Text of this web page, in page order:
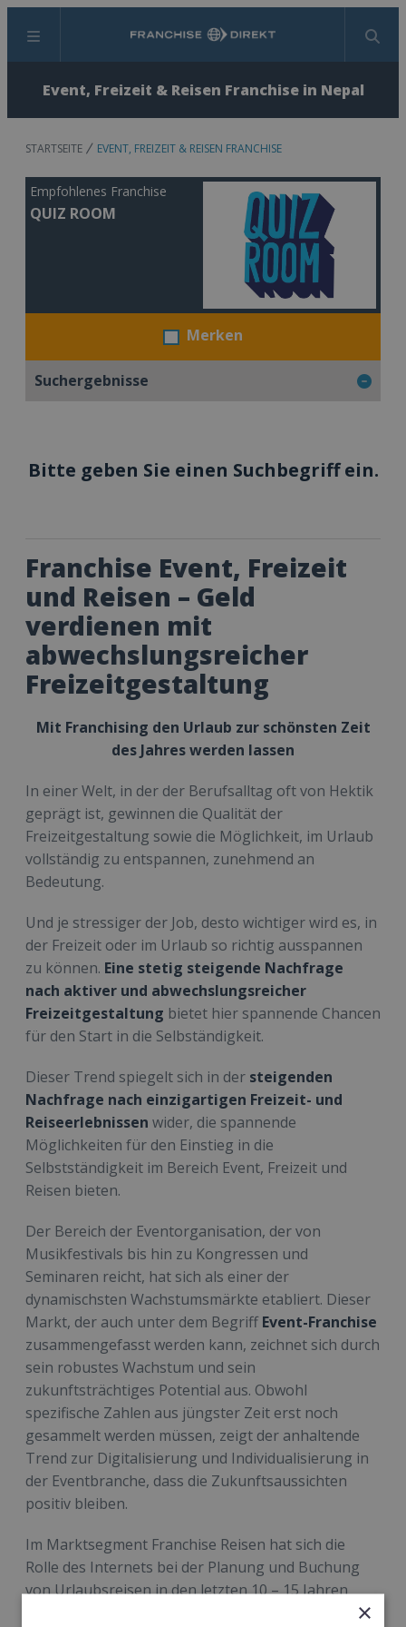
Menü Suchen
Event, Freizeit & Reisen Franchise in Nepal
STARTSEITE EVENT, FREIZEIT & REISEN FRANCHISE
Empfohlenes Franchise
QUIZ ROOM
Merken
Suchergebnisse
Bitte geben Sie einen Suchbegriff ein.
Franchise Event, Freizeit
und Reisen – Geld
verdienen mit
abwechslungsreicher
Freizeitgestaltung
Mit Franchising den Urlaub zur schönsten Zeit
des Jahres werden lassen
In einer Welt, in der der Berufsalltag oft von Hektik
geprägt ist, gewinnen die Qualität der
Freizeitgestaltung sowie die Möglichkeit, im Urlaub
vollständig zu entspannen, zunehmend an
Bedeutung.
Und je stressiger der Job, desto wichtiger wird es, in
der Freizeit oder im Urlaub so richtig ausspannen
zu können. Eine stetig steigende Nachfrage
nach aktiver und abwechslungsreicher
Freizeitgestaltung bietet hier spannende Chancen
für den Start in die Selbständigkeit.
Dieser Trend spiegelt sich in der steigenden
Nachfrage nach einzigartigen Freizeit- und
Reiseerlebnissen wider, die spannende
Möglichkeiten für den Einstieg in die
Selbstständigkeit im Bereich Event, Freizeit und
Reisen bieten.
Der Bereich der Eventorganisation, der von
Musikfestivals bis hin zu Kongressen und
Seminaren reicht, hat sich als einer der
dynamischsten Wachstumsmärkte etabliert. Dieser
Markt, der auch unter dem BegriffEvent-Franchise
zusammengefasst werden kann, zeichnet sich durch
sein robustes Wachstum und sein
zukunftsträchtiges Potential aus. Obwohl
spezifische Zahlen aus jüngster Zeit erst noch
gesammelt werden müssen, zeigt der anhaltende
Trend zur Digitalisierung und Individualisierung in
der Eventbranche, dass die Zukunftsaussichten
positiv bleiben.
Im Marktsegment Franchise Reisen hat sich die
Rolle des Internets bei der Planung und Buchung
von Urlaubsreisen in den letzten 10 – 15 Jahren
×